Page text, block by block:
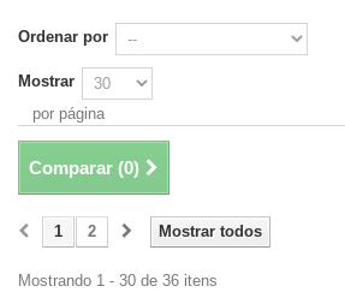
Ordenar por
Mostrar
por página
Comparar (0)
Mostrar todos
1 2
Mostrando 1 - 30 de 36 itens